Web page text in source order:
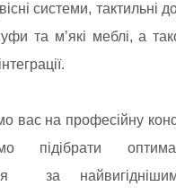
системи, тактильні
та мʼякі меблі, а
вас на професійну
підібрати
за